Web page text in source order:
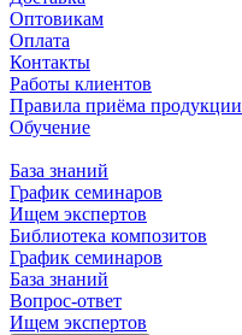
Оптовикам
Оплата
Контакты
Работы клиентов
Правила приёма продукции
Обучение
База знаний
График семинаров
Ищем экспертов
Библиотека композитов
График семинаров
База знаний
Вопрос-ответ
Ищем экспертов